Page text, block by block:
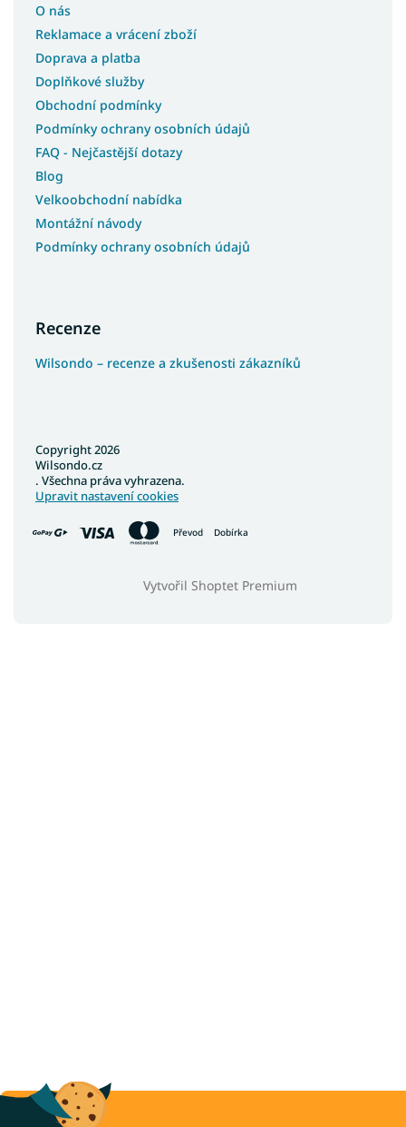
O nás
Reklamace a vrácení zboží
Doprava a platba
Doplňkové služby
Obchodní podmínky
Podmínky ochrany osobních údajů
FAQ - Nejčastější dotazy
Blog
Velkoobchodní nabídka
Montážní návody
Podmínky ochrany osobních údajů
Recenze
Wilsondo – recenze a zkušenosti zákazníků
Převod Dobírka
Vytvořil Shoptet Premium
Copyright 2026
Wilsondo.cz
. Všechna práva vyhrazena.
Upravit nastavení cookies